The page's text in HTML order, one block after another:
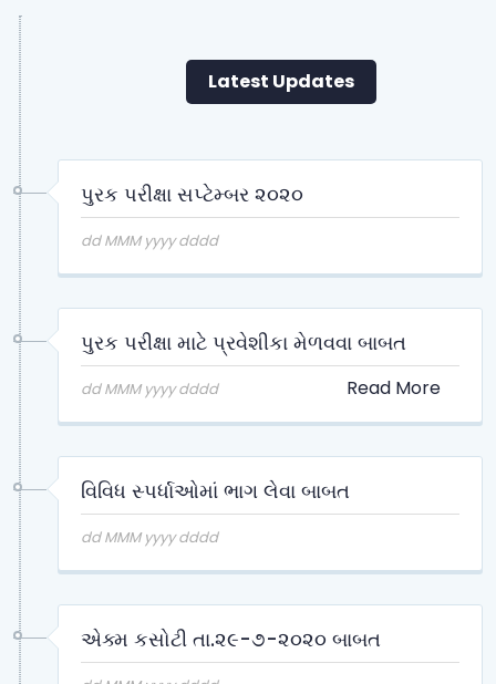
Latest Updates
પુરક પરીક્ષા સપ્ટેમ્બર ૨૦૨૦
dd MMM yyyy dddd
પુરક પરીક્ષા માટે પ્રવેશીકા મેળવવા બાબત
dd MMM yyyy dddd Read More
વિવિધ સ્પર્ધાઓમાં ભાગ લેવા બાબત
dd MMM yyyy dddd
એક્મ કસોટી તા.૨૯-૭-૨૦૨૦ બાબત